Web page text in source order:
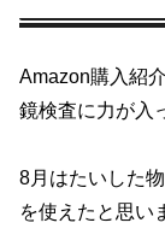
Amazon購入紹
鏡検査に力が入
8月はたいした
を使えたと思い